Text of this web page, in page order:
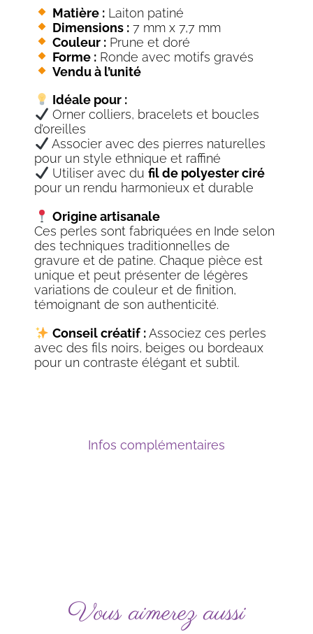
Infos complémentaires
Matière :Laiton patiné
Dimensions :7 mm x 7,7 mm
Couleur :Prune et doré
Forme :Ronde avec motifs gravés
Vendu à l’unité
Idéale pour :
Orner colliers, bracelets et boucles
d’oreilles
Associer avec des pierres naturelles
pour un style ethnique et raffiné
Utiliser avec du fil de polyester ciré
pour un rendu harmonieux et durable
Origine artisanale
Ces perles sont fabriquées en Inde selon
des techniques traditionnelles de
gravure et de patine. Chaque pièce est
unique et peut présenter de légères
variations de couleur et de finition,
témoignant de son authenticité.
Conseil créatif :Associez ces perles
avec des fils noirs, beiges ou bordeaux
pour un contraste élégant et subtil.
Vous aimerez aussi